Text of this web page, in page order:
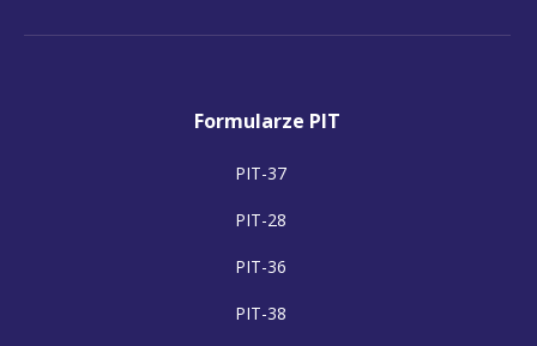
Formularze PIT
PIT-37
PIT-28
PIT-36
PIT-38